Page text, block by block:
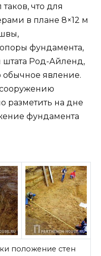
что для
в плане 8×12 м
фундамента,
штата Род-Айленд,
обычное явление.
разметить на дне
фундамента
положение стен